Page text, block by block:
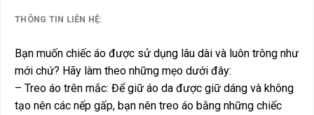
THÔNG TIN LIÊN HỆ:
Bạn muốn chiếc áo được sử dụng lâu dài và luôn trông như
mới chứ? Hãy làm theo những mẹo dưới đây:
– Treo áo trên mắc: Để giữ áo da được giữ dáng và không
tạo nên các nếp gấp, bạn nên treo áo bằng những chiếc